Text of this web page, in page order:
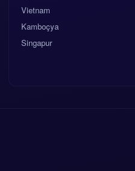
Vietnam
Kamboçya
Singapur